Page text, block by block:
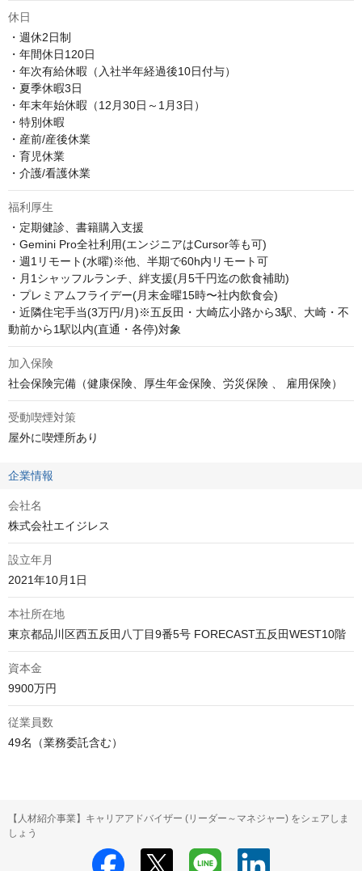
休日
・週休2日制
・年間休日120日
・年次有給休暇（入社半年経過後10日付与）
・夏季休暇3⽇
・年末年始休暇（12⽉30⽇～1⽉3⽇）
・特別休暇
・産前/産後休業
・育児休業
・介護/看護休業
福利厚生
・定期健診、書籍購入支援
・Gemini Pro全社利用(エンジニアはCursor等も可)
・週1リモート(水曜)※他、半期で60h内リモート可
・月1シャッフルランチ、絆支援(月5千円迄の飲食補助)
・プレミアムフライデー(月末金曜15時〜社内飲食会)
・近隣住宅手当(3万円/月)※五反田・大崎広小路から3駅、大崎・不
動前から1駅以内(直通・各停)対象
加入保険
社会保険完備（健康保険、厚生年金保険、労災保険 、 雇用保険）
受動喫煙対策
屋外に喫煙所あり
企業情報
会社名
株式会社エイジレス
設立年月
2021年10月1日
本社所在地
資本金
9900万円
従業員数
49名（業務委託含む）
【人材紹介事業】キャリアアドバイザー (リーダー～マネジャー) をシェアしま
しょう